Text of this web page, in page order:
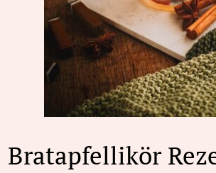
Bratapfellikör